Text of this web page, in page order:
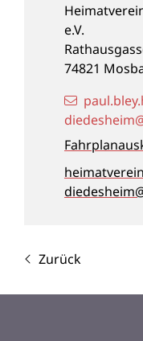
e.V.
74821
Zurück